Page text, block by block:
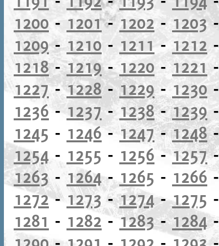
1200 - 1201-1202- 1203
1209-1210 - 1211- 1212
1218-1219-1220- 1221
1227-1228-1229- 1230
1236-1237- 1238-1239
1245 - 1246-1247-1248
1254 - 1255 - 1256 -1257
1263- 1264- 1265 - 1266
1272- 1273-1274-1275
1281 - 1282-1283-1284